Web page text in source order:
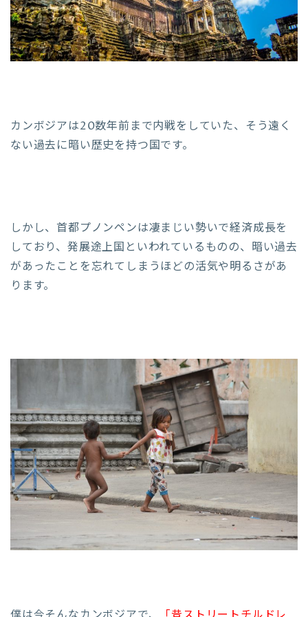
カンボジアは20数年前まで内戦をしていた、そう遠く
ない過去に暗い歴史を持つ国です。
しかし、首都プノンペンは凄まじい勢いで経済成長を
しており、発展途上国といわれているものの、暗い過去
があったことを忘れてしまうほどの活気や明るさがあ
ります。